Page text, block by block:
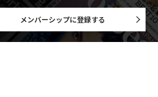
メンバーシップに登録する